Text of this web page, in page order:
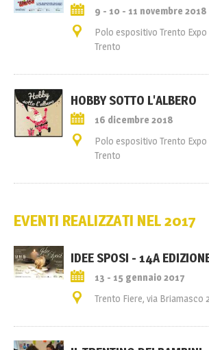
9 - 10 - 11 novembre 2018
Polo espositivo Trento
Trento
HOBBY SOTTO L'ALBERO
16 dicembre 2018
Polo espositivo Trento
Trento
EVENTI REALIZZATI NEL 2017
IDEE SPOSI - 14A
13 - 15 gennaio 2017
Trento Fiere, via Briamasco 2